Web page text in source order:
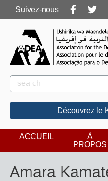
Follow
us
Suivez-nous
Rechercher
Rechercher
Découvrez le
ACCUEIL
À
PROPOS
Amara